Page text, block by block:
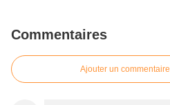
Commentaires
Ajouter un commentaire